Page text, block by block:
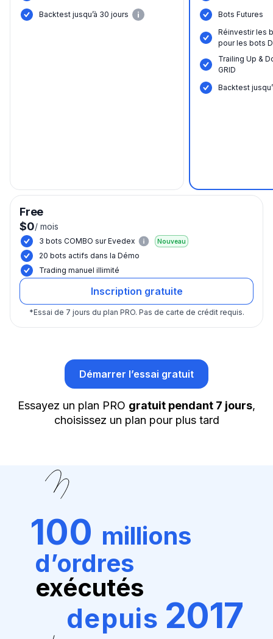
Backtest jusqu’à 30 jours
Bots Futures
Réinvestir les
pour les bots
Trailing Up &
GRID
Backtest
Free
$0/ mois
3 bots COMBO sur Evedex Nouveau
20 bots actifs dans la Démo
Trading manuel illimité
Inscription gratuite
*Essai de 7 jours du plan PRO. Pas de carte de crédit requis.
Démarrer l’essai gratuit
Essayez un plan PRO gratuit pendant 7 jours,
choisissez un plan pour plus tard
100 millions
d’ordres
exécutés
depuis 2017